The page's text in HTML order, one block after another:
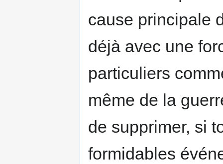
cause principale
déjà avec une
particuliers
même de la
de supprimer, si
formidables